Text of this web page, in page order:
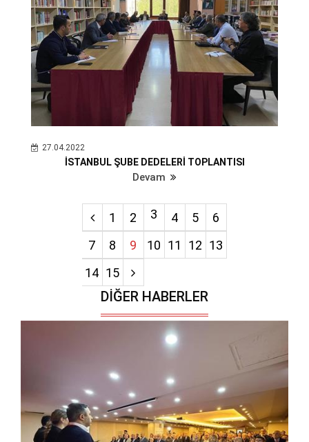
27.04.2022
İSTANBUL ŞUBE DEDELERİ TOPLANTISI
Devam
1 2 3 4 5
6
7
8 9 10 11 12 13
14 15
DIĞER HABERLER